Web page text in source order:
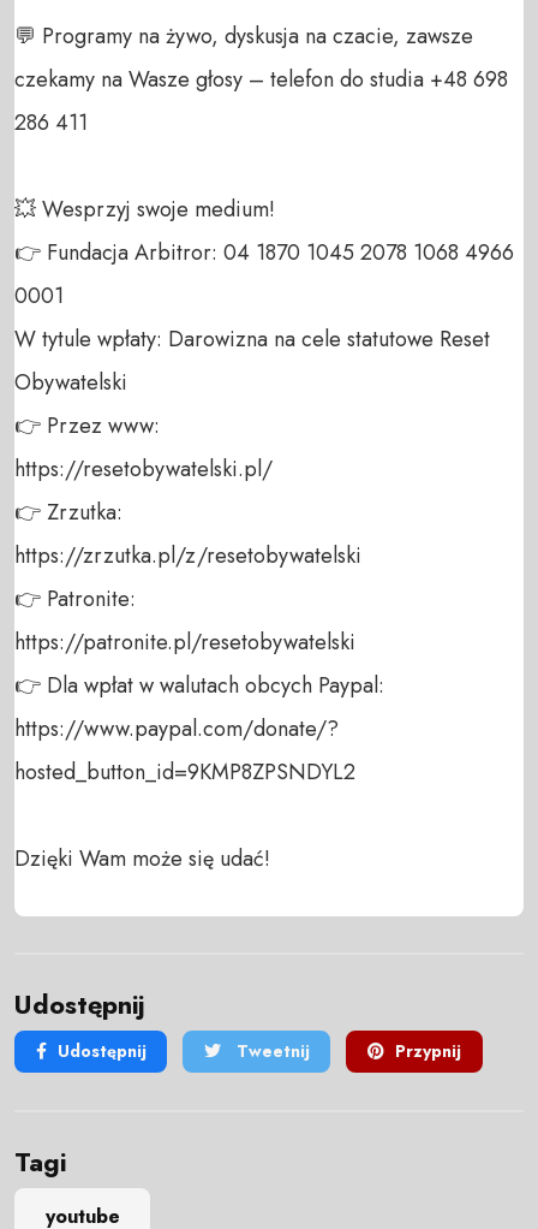
💬 Programy na żywo, dyskusja na czacie, zawsze
czekamy na Wasze głosy – telefon do studia +48 698
286 411
💥 Wesprzyj swoje medium!
👉 Fundacja Arbitror: 04 1870 1045 2078 1068 4966
0001
W tytule wpłaty: Darowizna na cele statutowe Reset
Obywatelski
👉 Przez www:
https://resetobywatelski.pl/
👉 Zrzutka:
https://zrzutka.pl/z/resetobywatelski
👉 Patronite:
https://patronite.pl/resetobywatelski
👉 Dla wpłat w walutach obcych Paypal:
https://www.paypal.com/donate/?
hosted_button_id=9KMP8ZPSNDYL2
Dzięki Wam może się udać!
Udostępnij
Udostępnij Tweetnij Przypnij
Tagi
youtube